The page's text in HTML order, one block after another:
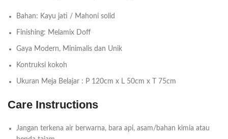
Bahan: Kayu jati / Mahoni solid
Finishing: Melamix Doff
Gaya Modern, Minimalis dan Unik
Kontruksi kokoh
Ukuran Meja Belajar : P 120cm x L 50cm x T 75cm
Care Instructions
Jangan terkena air berwarna, bara api, asam/bahan kimia atau